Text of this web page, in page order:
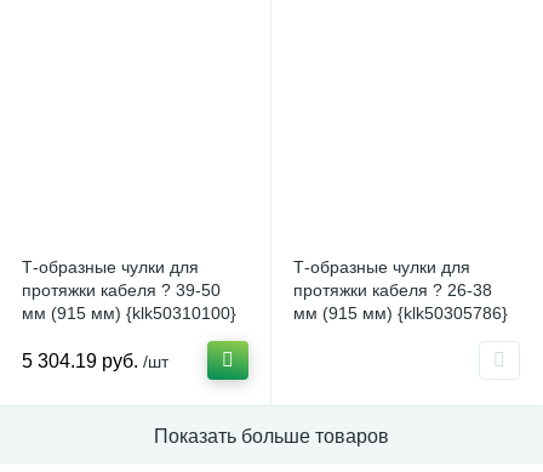
Т-образные чулки для
протяжки кабеля ? 39-50
мм (915 мм) {klk50310100}
5 304.19 руб. /шт
Т-образные чулки для
протяжки кабеля ? 26-38
мм (915 мм) {klk50305786}
Показать больше товаров